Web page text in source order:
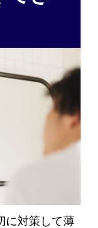
に対策して薄